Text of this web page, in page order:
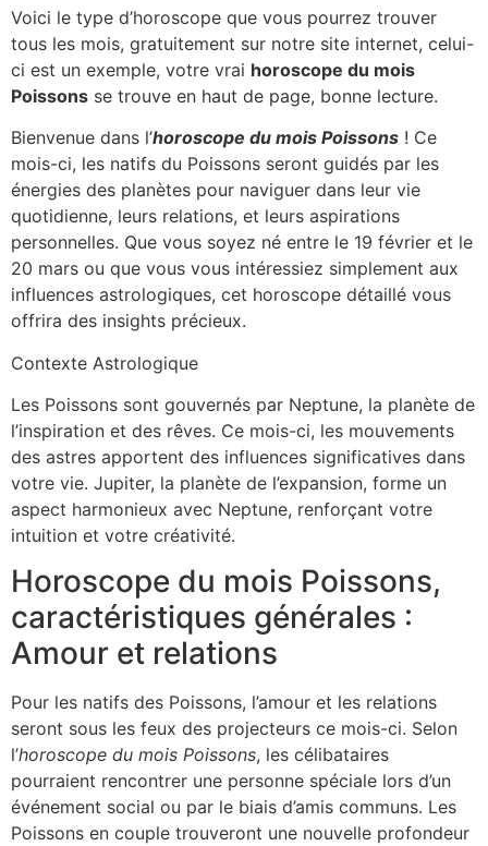
Voici le type d’horoscope que vous pourrez trouver
tous les mois, gratuitement sur notre site internet, celui-
ci est un exemple, votre vrai horoscope du mois
Poissons se trouve en haut de page, bonne lecture.
Bienvenue dans l’horoscope du mois Poissons ! Ce
mois-ci, les natifs du Poissons seront guidés par les
énergies des planètes pour naviguer dans leur vie
quotidienne, leurs relations, et leurs aspirations
personnelles. Que vous soyez né entre le 19 février et le
20 mars ou que vous vous intéressiez simplement aux
influences astrologiques, cet horoscope détaillé vous
offrira des insights précieux.
Contexte Astrologique
Les Poissons sont gouvernés par Neptune, la planète de
l’inspiration et des rêves. Ce mois-ci, les mouvements
des astres apportent des influences significatives dans
votre vie. Jupiter, la planète de l’expansion, forme un
aspect harmonieux avec Neptune, renforçant votre
intuition et votre créativité.
Horoscope du mois Poissons,
caractéristiques générales :
Amour et relations
Pour les natifs des Poissons, l’amour et les relations
seront sous les feux des projecteurs ce mois-ci. Selon
l’horoscope du mois Poissons, les célibataires
pourraient rencontrer une personne spéciale lors d’un
événement social ou par le biais d’amis communs. Les
Poissons en couple trouveront une nouvelle profondeur